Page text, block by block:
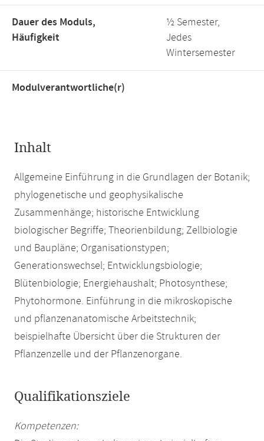
Dauer des Moduls,
Häufigkeit
½ Semester,
Jedes
Wintersemester
Modulverantwortliche(r)
Inhalt
Allgemeine Einführung in die Grundlagen der Botanik;
phylogenetische und geophysikalische
Zusammenhänge; historische Entwicklung
biologischer Begriffe; Theorienbildung; Zellbiologie
und Baupläne; Organisationstypen;
Generationswechsel; Entwicklungsbiologie;
Blütenbiologie; Energiehaushalt; Photosynthese;
Phytohormone. Einführung in die mikroskopische
und pflanzenanatomische Arbeitstechnik;
beispielhafte Übersicht über die Strukturen der
Pflanzenzelle und der Pflanzenorgane.
Qualifikationsziele
Kompetenzen: